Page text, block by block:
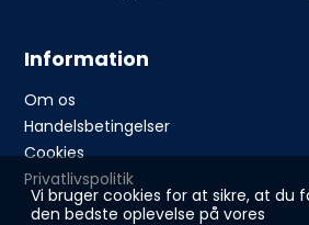
Vi bruger cookies for at sikre, at du
den bedste oplevelse på vores
Information
Om os
Handelsbetingelser
Cookies
Privatlivspolitik